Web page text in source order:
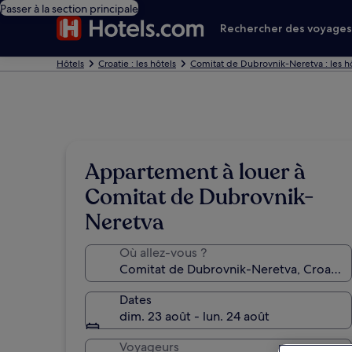
Passer à la section principale
Rechercher des voyages
Hôtels Croatie : les hôtels Comitat de Dubrovnik-Neretva : les
Appartement à louer à
Comitat de Dubrovnik-
Neretva
Où allez-vous ?
Dates
dim. 23 août - lun. 24 août
Voyageurs